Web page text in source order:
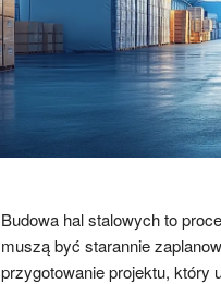
Budowa hal stalowych to
muszą być starannie
przygotowanie projektu, który